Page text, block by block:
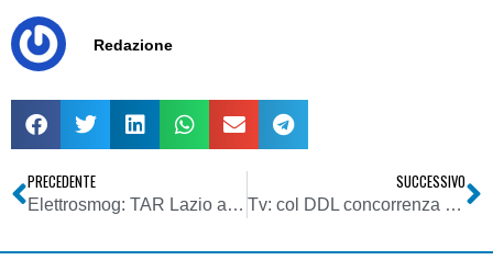
Redazione
PRECEDENTE
Elettrosmog: TAR Lazio annulla (in parte) il DPCM 8/7/2003
SUCCESSIVO
Tv: col DDL concorrenza più facile recedere dai contratti di abbonamento alla tv a pagamento